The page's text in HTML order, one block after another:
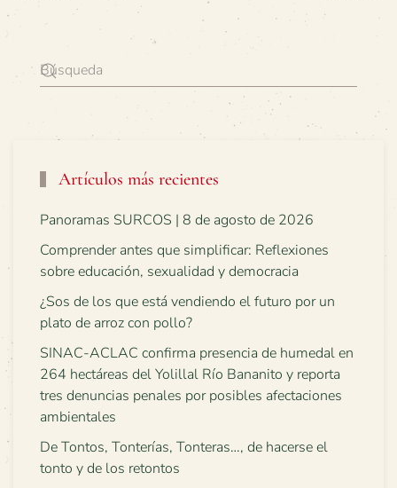
Artículos más recientes
Panoramas SURCOS | 8 de agosto de 2026
Comprender antes que simplificar: Reflexiones
sobre educación, sexualidad y democracia
¿Sos de los que está vendiendo el futuro por un
plato de arroz con pollo?
SINAC-ACLAC confirma presencia de humedal en
264 hectáreas del Yolillal Río Bananito y reporta
tres denuncias penales por posibles afectaciones
ambientales
De Tontos, Tonterías, Tonteras…, de hacerse el
tonto y de los retontos